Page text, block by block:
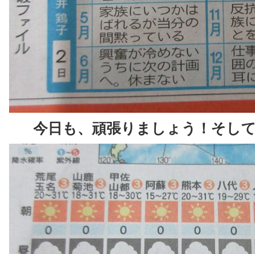
今日も、頑張りましょう！そし